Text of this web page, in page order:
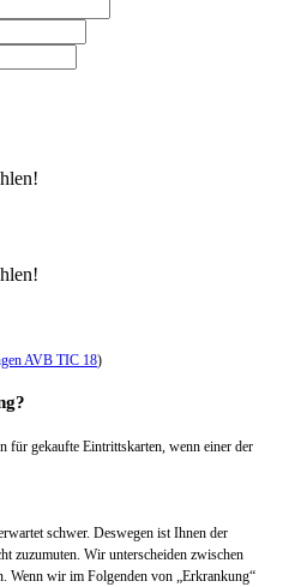
AVB TIC 18)
für gekaufte Eintrittskarten, wenn einer der
schwer. Deswegen ist Ihnen der
zuzumuten. Wir unterscheiden zwischen
Wenn wir im Folgenden von „Erkrankung“